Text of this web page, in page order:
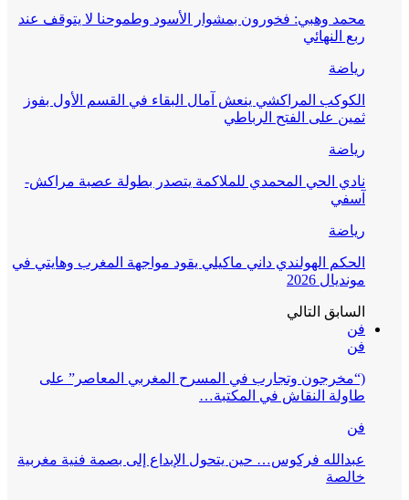
محمد وهبي: فخورون بمشوار الأسود وطموحنا لا يتوقف عند
ربع النهائي
رياضة
الكوكب المراكشي ينعش آمال البقاء في القسم الأول بفوز
ثمين على الفتح الرباطي
رياضة
نادي الحي المحمدي للملاكمة يتصدر بطولة عصبة مراكش-
آسفي
رياضة
الحكم الهولندي داني ماكيلي يقود مواجهة المغرب وهايتي في
مونديال 2026
السابق التالي
فن
فن
(“مخرجون وتجارب في المسرح المغربي المعاصر” على
طاولة النقاش في المكتبة…
فن
عبدالله فركوس… حين يتحول الإبداع إلى بصمة فنية مغربية
خالصة